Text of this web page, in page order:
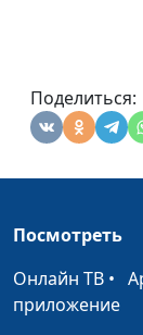
Поделиться:
Посмотреть
Онлайн ТВ •
приложение